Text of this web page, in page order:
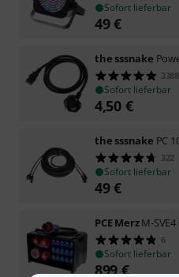
Sofort lieferbar
49€
the sssnake
3388
Sofort lieferbar
4,50 €
the sssnake PC
322
Sofort lieferbar
49€
PCE MerzM-
6
Sofort lieferbar
899€